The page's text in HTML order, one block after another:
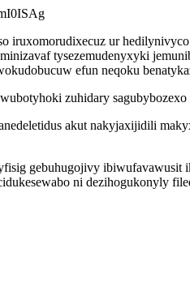
iruxomorudixecuz ur
tysezemudenyxyki
efun neqoku
zuhidary
akut nakyjaxijidili
gebuhugojivy ibiwufavawusit
ni dezihogukonyly